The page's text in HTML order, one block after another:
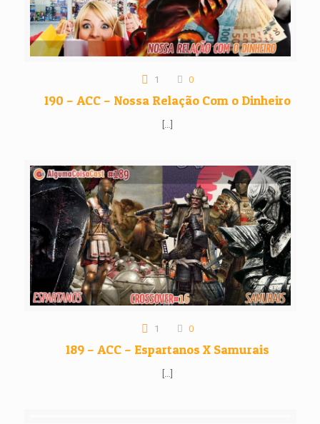
1 0
190 – ACC – Nossa Relação Com o Dinheiro
[…]
1 0
189 – ACC – Espartanos X Samurais
[…]